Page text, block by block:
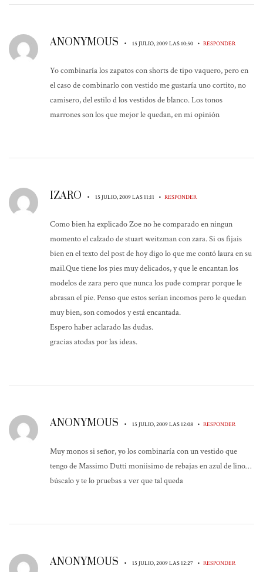
ANONYMOUS • 15 JULIO, 2009 LAS 10:50 • RESPONDER
Yo combinaría los zapatos con shorts de tipo vaquero, pero en
el caso de combinarlo con vestido me gustaría uno cortito, no
camisero, del estilo d los vestidos de blanco. Los tonos
marrones son los que mejor le quedan, en mi opinión
IZARO • 15 JULIO, 2009 LAS 11:11 • RESPONDER
Como bien ha explicado Zoe no he comparado en ningun
momento el calzado de stuart weitzman con zara. Si os fijais
bien en el texto del post de hoy digo lo que me contó laura en su
mail.Que tiene los pies muy delicados, y que le encantan los
modelos de zara pero que nunca los pude comprar porque le
abrasan el pie. Penso que estos serían incomos pero le quedan
muy bien, son comodos y está encantada.
Espero haber aclarado las dudas.
gracias atodas por las ideas.
ANONYMOUS • 15 JULIO, 2009 LAS 12:08 • RESPONDER
Muy monos si señor, yo los combinaría con un vestido que
tengo de Massimo Dutti moniisimo de rebajas en azul de lino…
búscalo y te lo pruebas a ver que tal queda
ANONYMOUS • 15 JULIO, 2009 LAS 12:27 • RESPONDER